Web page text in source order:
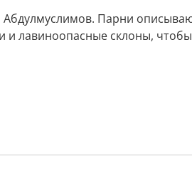
Парни
лавиноопасные склоны,